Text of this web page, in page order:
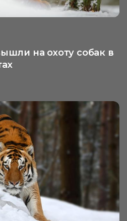
на охоту собак в